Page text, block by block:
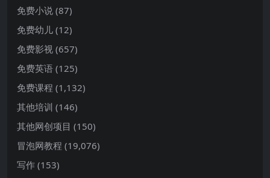
免费小说 (87)
免费幼儿 (12)
免费影视 (657)
免费英语 (125)
免费课程 (1,132)
其他培训 (146)
其他网创项目 (150)
冒泡网教程 (19,076)
写作 (153)